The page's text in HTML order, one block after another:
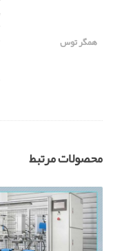
همگر توس
محصولات مرتبط